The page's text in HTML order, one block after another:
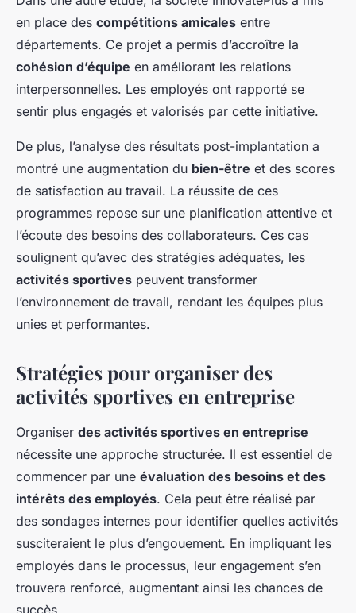
en place des compétitions amicales entre
départements. Ce projet a permis d’accroître la
cohésion d’équipe en améliorant les relations
interpersonnelles. Les employés ont rapporté se
sentir plus engagés et valorisés par cette initiative.
De plus, l’analyse des résultats post-implantation a
montré une augmentation du bien-être et des scores
de satisfaction au travail. La réussite de ces
programmes repose sur une planification attentive et
l’écoute des besoins des collaborateurs. Ces cas
soulignent qu’avec des stratégies adéquates, les
activités sportives peuvent transformer
l’environnement de travail, rendant les équipes plus
unies et performantes.
Stratégies pour organiser des
activités sportives en entreprise
Organiser des activités sportives en entreprise
nécessite une approche structurée. Il est essentiel de
commencer par une évaluation des besoins et des
intérêts des employés. Cela peut être réalisé par
des sondages internes pour identifier quelles activités
susciteraient le plus d’engouement. En impliquant les
employés dans le processus, leur engagement s’en
trouvera renforcé, augmentant ainsi les chances de